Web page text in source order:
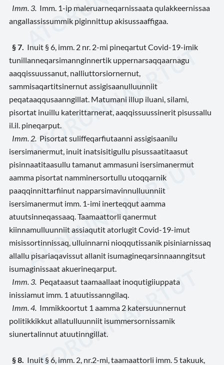
Imm. 3. Imm. 1-ip maleruarneqarnissaata qulakkeernissaa
angallassissummik piginnittup akisussaaffigaa.
§ 7. Inuit § 6, imm. 2 nr. 2-mi pineqartut Covid-19-imik
tunillanneqarsimannginnertik uppernarsaqqaarnagu
aaqqissuussanut, nalliuttorsiornernut,
sammisaqartitsinernut assigisaanulluunniit
peqataaqqusaanngillat. Matumani illup iluani, silami,
pisortat inuillu katerittarnerat, aaqqissuussinerit pisussallu
il.il. pineqarput.
Imm. 2. Pisortat suliffeqarfiutaanni assigisaanilu
isersimanermut, inuit inatsisitigullu pisussaatitaasut
pisinnaatitaasullu tamanut ammasuni isersimanermut
aamma pisortat namminersortullu utoqqarnik
paaqqinnittarfiinut napparsimavinnulluunniit
isersimanermut imm. 1-imi inerteqqut aamma
atuutsinneqassaaq. Taamaattorli qanermut
kiinnamulluunniit assiaqutit atorlugit Covid-19-imut
misissortinnissaq, ulluinnarni nioqqutissanik pisiniarnissaq
allallu pisariaqavissut allanit isumagineqarsinnaanngitsut
isumaginissaat akuerineqarput.
Imm. 3. Peqataasut taamaallaat inoqutigiiuppata
inissiamut imm. 1 atuutissanngilaq.
Imm. 4. Immikkoortut 1 aamma 2 katersuunnernut
politikkikkut allatulluunniit isummersornissamik
siunertalinnut atuutinngillat.
§ 8. Inuit § 6, imm. 2, nr.2-mi, taamaattorli imm. 5 takuuk,